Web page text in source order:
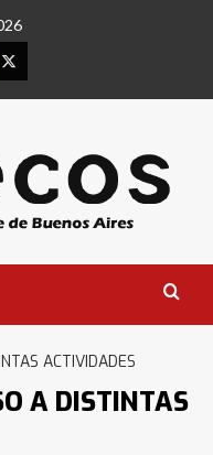
Twitter
ACTIVIDADES
A DISTINTAS